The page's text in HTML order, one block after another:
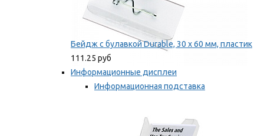
Бейдж с булавкой Durable, 30 х 60 мм, пластик
111.25 руб
Информационные дисплеи
Информационная подставка